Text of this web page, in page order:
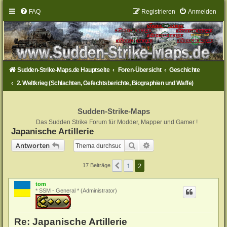
FAQ Anmelden
Registrieren
Sudden-Strike-Maps.de Hauptseite Foren-Übersicht
Geschichte
2. Weltkrieg (Schlachten, Gefechtsberichte, Biographien und Waffe)
Sudden-Strike-Maps
Das Sudden Strike Forum für Modder, Mapper und Gamer !
Japanische Artillerie
Antworten
Suche
17 Beiträge Vorherige
1 2
tom
* SSM - General * (Administrator)
Re: Japanische Artillerie